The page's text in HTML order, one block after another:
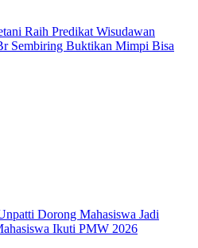
Raih Predikat Wisudawan
Sembiring Buktikan Mimpi Bisa
Dorong Mahasiswa Jadi
Ikuti PMW 2026